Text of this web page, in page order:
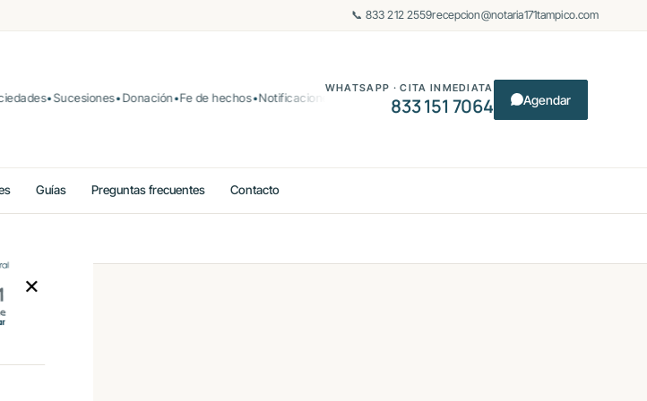
📞 833 212 2559recepcion@notaria171tampico.com
Sucesiones Donación Fe de hechos Notificaciones Certificación de documentos Protocolización de
WHATSAPP · CITA INMEDIATA
833 151 7064 Agendar
Guías Preguntas frecuentes Contacto
✕